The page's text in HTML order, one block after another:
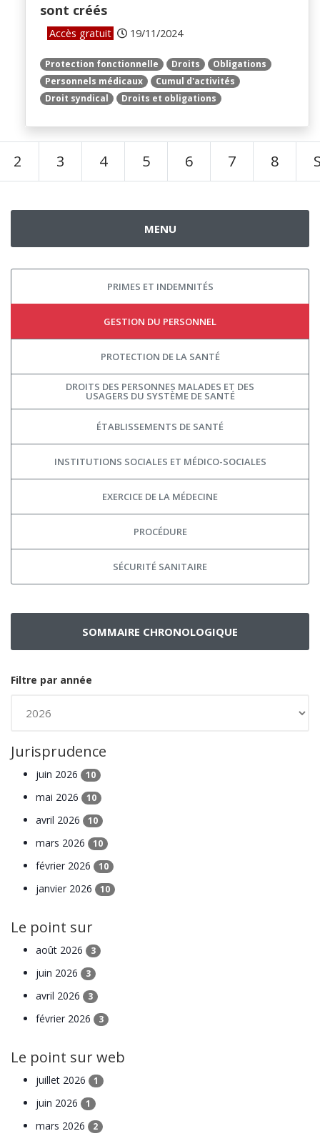
sont créés
Accès gratuit 19/11/2024
Protection fonctionnelle Droits
Obligations
Personnels médicaux
Cumul d'activités
Droit syndical
Droits et obligations
2 3 4 5 6 7 8
MENU
PRIMES ET INDEMNITÉS
GESTION DU PERSONNEL
PROTECTION DE LA SANTÉ
DROITS DES PERSONNES MALADES ET DES
USAGERS DU SYSTÈME DE SANTÉ
ÉTABLISSEMENTS DE SANTÉ
INSTITUTIONS SOCIALES ET MÉDICO-SOCIALES
EXERCICE DE LA MÉDECINE
PROCÉDURE
SÉCURITÉ SANITAIRE
SOMMAIRE CHRONOLOGIQUE
Filtre par année
Jurisprudence
juin 2026 10
mai 2026 10
avril 2026 10
mars 2026 10
février 2026 10
janvier 2026 10
Le point sur
août 2026 3
juin 2026 3
avril 2026 3
février 2026 3
Le point sur web
juillet 2026 1
juin 2026 1
mars 2026 2